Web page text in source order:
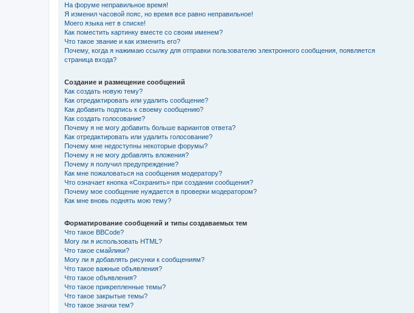
На форуме неправильное время!
Я изменил часовой пояс, но время все равно неправильное!
Моего языка нет в списке!
Как поместить картинку вместе со своим именем?
Что такое звание и как изменить его?
Почему, когда я нажимаю ссылку для отправки пользователю электронного сообщения, появляется
страница входа?
Создание и размещение сообщений
Как создать новую тему?
Как отредактировать или удалить сообщение?
Как добавить подпись к своему сообщению?
Как создать голосование?
Почему я не могу добавить больше вариантов ответа?
Как отредактировать или удалить голосование?
Почему мне недоступны некоторые форумы?
Почему я не могу добавлять вложения?
Почему я получил предупреждение?
Как мне пожаловаться на сообщения модератору?
Что означает кнопка «Сохранить» при создании сообщения?
Почему мое сообщение нуждается в проверки модератором?
Как мне вновь поднять мою тему?
Форматирование сообщений и типы создаваемых тем
Что такое BBCode?
Могу ли я использовать HTML?
Что такое смайлики?
Могу ли я добавлять рисунки к сообщениям?
Что такое важные объявления?
Что такое объявления?
Что такое прикрепленные темы?
Что такое закрытые темы?
Что такое значки тем?